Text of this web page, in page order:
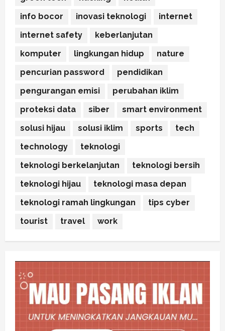
info bocor
inovasi teknologi
internet
internet safety
keberlanjutan
komputer
lingkungan hidup
nature
pencurian password
pendidikan
pengurangan emisi
perubahan iklim
proteksi data
siber
smart environment
solusi hijau
solusi iklim sports
tech
technology
teknologi
teknologi berkelanjutan
teknologi bersih
teknologi hijau
teknologi masa depan
teknologi ramah lingkungan
tips cyber
tourist
travel work